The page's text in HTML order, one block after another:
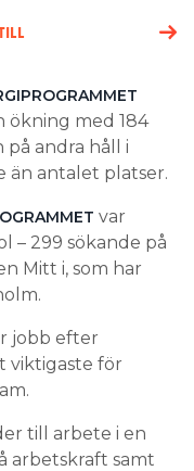
ökning med 184
på andra håll i
än antalet platser.
var
– 299 sökande på
Mitt i, som har
jobb efter
viktigaste för
till arbete i en
arbetskraft samt